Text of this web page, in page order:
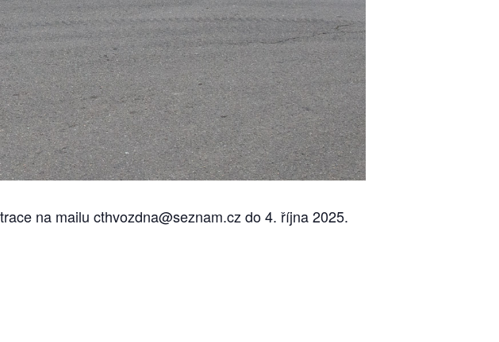
na mailu cthvozdna@seznam.cz do 4. října 2025.